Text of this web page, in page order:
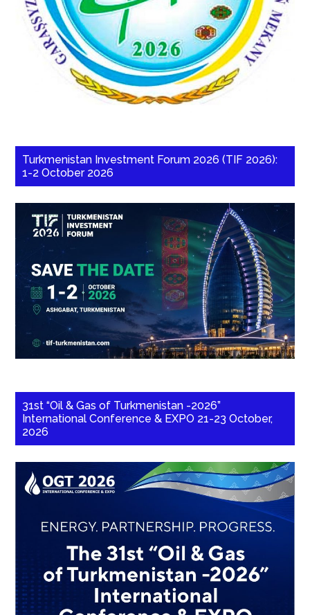
Turkmenistan Investment Forum 2026 (TIF 2026):
1-2 October 2026
31st “Oil & Gas of Turkmenistan -2026”
International Conference & EXPO 21-23 October,
2026